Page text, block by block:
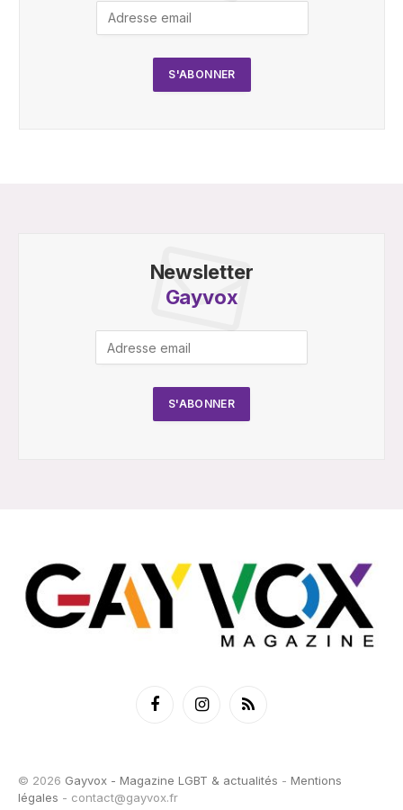
Newsletter
Gayvox
FacebookInstagramRSS
© 2026 Gayvox - Magazine LGBT & actualités - Mentions
légales - contact@gayvox.fr